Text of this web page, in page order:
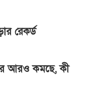
রেকর্ড
আরও কমছে, কী